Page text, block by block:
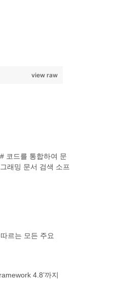
view raw
코드를 통합하여 문
래밍 문서 검색 소프
르는 모든 주요
4.8’까지